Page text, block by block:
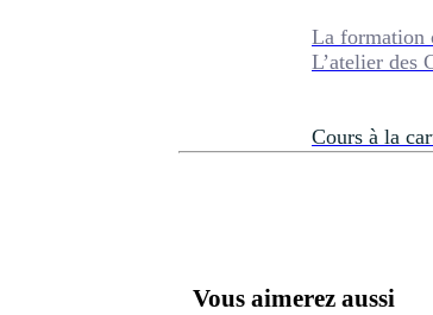
La formation
L’atelier des
Cours à la
Vous aimerez aussi